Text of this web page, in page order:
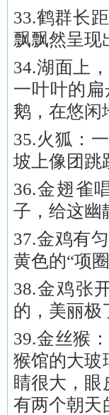
33.鹤群长
飘飘然呈现
34.湖面上
一叶叶的
鹅，在悠闲
35.火狐：
坡上像团跳
36.金翅雀
子，给这幽
37.金鸡有
黄色的“项
38.金鸡张
的，美丽极
39.金丝猴
猴馆的大玻
睛很大，眼
有两个朝天